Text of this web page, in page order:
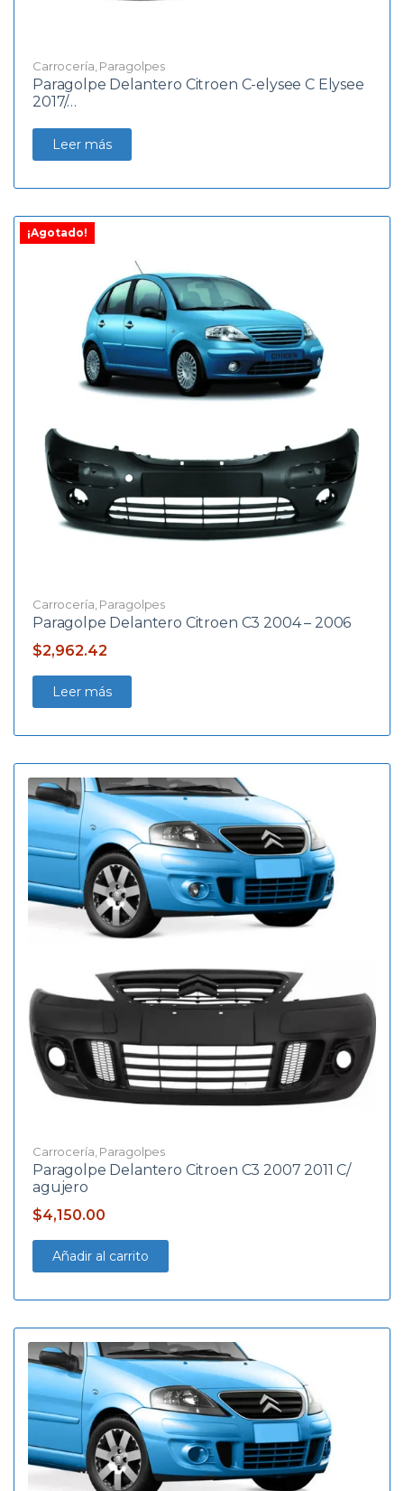
Carrocería Paragolpes
Paragolpe Delantero Citroen C-elysee C Elysee
2017/…
Leer más
¡Agotado!
Carrocería Paragolpes
Paragolpe Delantero Citroen C3 2004 – 2006
$2,962.42
Leer más
Carrocería Paragolpes
Paragolpe Delantero Citroen C3 2007 2011 C/
agujero
$4,150.00
Añadir al carrito